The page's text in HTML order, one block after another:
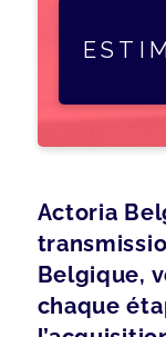
Actoria
Belgique,
chaque